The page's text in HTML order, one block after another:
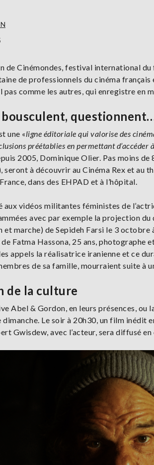
de Cinémondes, festival international
de professionnels du cinéma
comme les autres, qui enregistre en
bousculent,
une «ligne éditoriale qui valorise des
préétablies en permettant d’accéder
2005, Dominique Olier. Pas moins
à découvrir au Cinéma Rex et au
dans des EHPAD et à l’hôpital.
vidéos militantes féministes de
avec par exemple la projection du
marche) de Sepideh Farsi le 3 octobre
Fatma Hassona, 25 ans, photographe
appels la réalisatrice iranienne et ce
de sa famille, mourraient suite à
de la culture
Abel & Gordon, en leurs présences,
Le soir à 20h30, un film inédit
Gwisdew, avec l’acteur, sera diffusé